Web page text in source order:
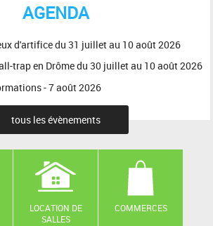
AGENDA
d'artifice du 31 juillet au 10 août 2026
trap en Drôme du 30 juillet au 10 août 2026
- 7 août 2026
tous les évènements
LOCATION DE
SALLES
COMMERCES